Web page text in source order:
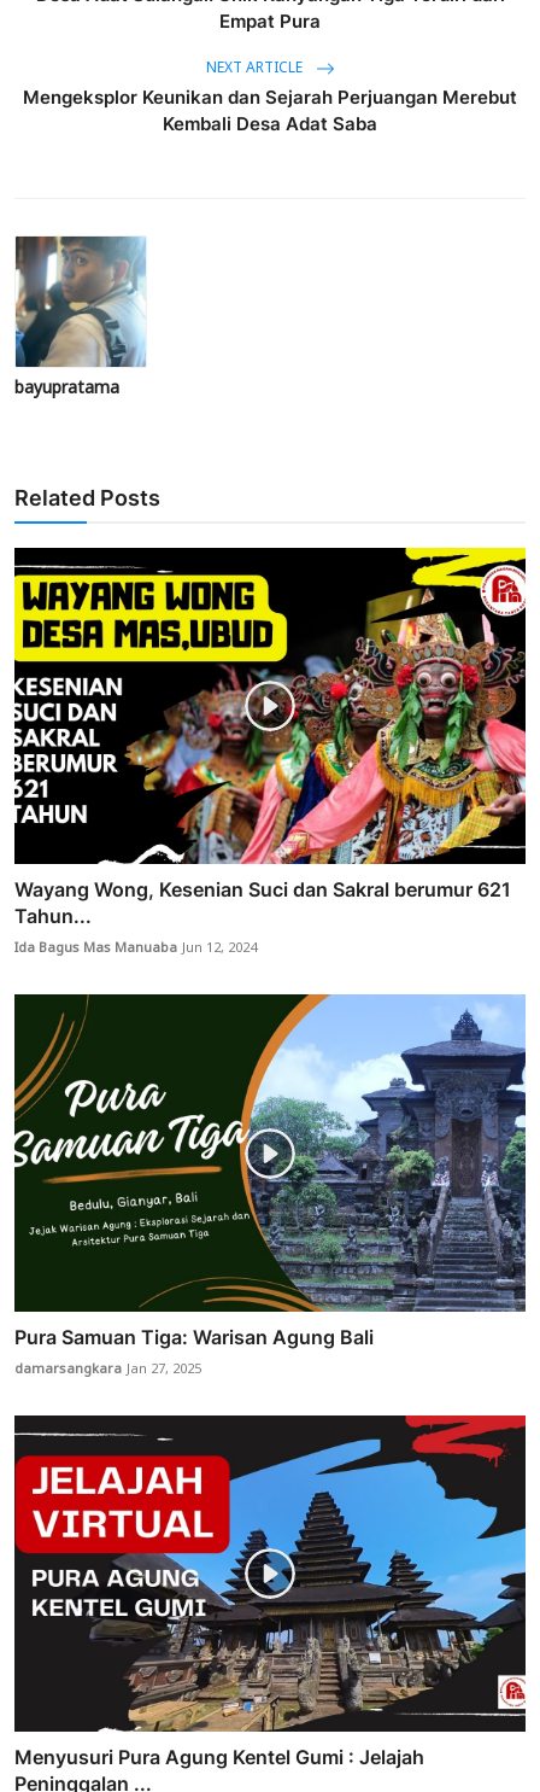
Empat Pura
NEXT ARTICLE
Mengeksplor Keunikan dan Sejarah Perjuangan Merebut
Kembali Desa Adat Saba
bayupratama
Related Posts
Wayang Wong, Kesenian Suci dan Sakral berumur 621
Tahun...
Ida Bagus Mas ManuabaJun 12, 2024
Pura Samuan Tiga: Warisan Agung Bali
damarsangkaraJan 27, 2025
Menyusuri Pura Agung Kentel Gumi : Jelajah
Peninggalan ...